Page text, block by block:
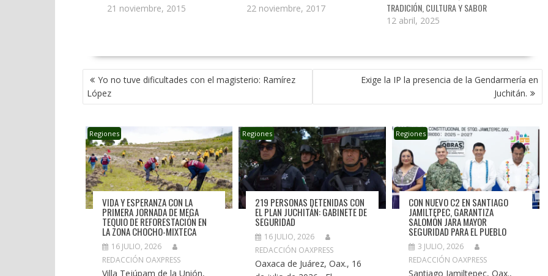
21 noviembre, 2015 22 noviembre, 2017
TRADICIÓN, CULTURA Y SABOR
12 abril, 2025
NAVEGACIÓN
DE
ENTRADAS
Yo no tuve dificultades con el magisterio: Ramírez
López
Exige la IP la presencia de la Gendarmería en
Juchitán.
Regiones
VIDA Y ESPERANZA CON LA
PRIMERA JORNADA DE MEGA
TEQUIO DE REFORESTACIÓN EN
LA ZONA CHOCHO-MIXTECA
16 JULIO, 2026
REDACCIÓN OAXPRESS
Villa Tejúpam de la Unión,
Regiones
219 PERSONAS DETENIDAS CON
EL PLAN JUCHITÁN: GABINETE DE
SEGURIDAD
16 JULIO, 2026
REDACCIÓN OAXPRESS
Oaxaca de Juárez, Oax., 16
Regiones
CON NUEVO C2 EN SANTIAGO
JAMILTEPEC, GARANTIZA
SALOMÓN JARA MAYOR
SEGURIDAD PARA EL PUEBLO
3 JULIO, 2026
REDACCIÓN OAXPRESS
Santiago Jamiltepec, Oax.,